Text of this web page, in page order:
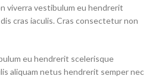
viverra vestibulum eu hendrerit
cras iaculis. Cras consectetur non
eu hendrerit scelerisque
aliquam netus hendrerit semper nec